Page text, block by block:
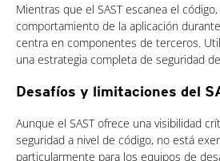
Mientras que el SAST escanea el código,
comportamiento de la aplicación
centra en componentes de terceros.
una estrategia completa de seguridad
Desafíos y limitaciones del
Aunque el SAST ofrece una visibilidad
seguridad a nivel de código, no está
particularmente para los equipos de